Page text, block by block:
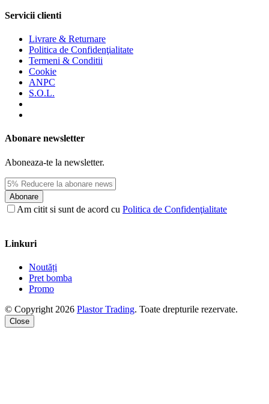
Servicii clienti
Livrare & Returnare
Politica de Confidenţialitate
Termeni & Conditii
Cookie
ANPC
S.O.L.
Abonare newsletter
Aboneaza-te la newsletter.
Abonare
Am citit si sunt de acord cu Politica de Confidenţialitate
Linkuri
Noutăți
Pret bomba
Promo
© Copyright 2026 Plastor Trading. Toate drepturile rezervate.
Close